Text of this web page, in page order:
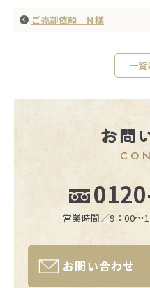
ご売却依頼 Ｎ様
一覧
お問
営業時間／9：00〜
お問い合わせ